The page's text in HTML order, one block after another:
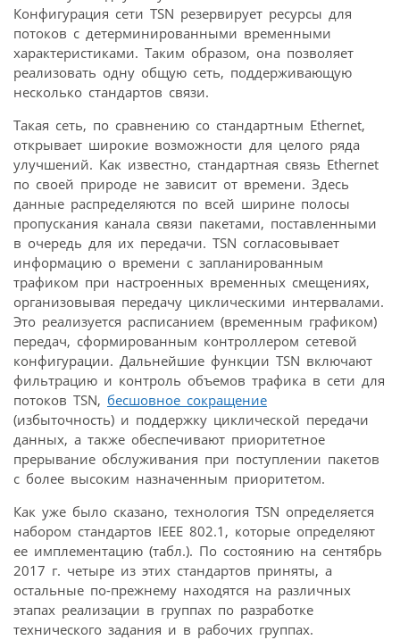
Конфигурация сети TSN резервирует ресурсы для
потоков с детерминированными временными
характеристиками. Таким образом, она позволяет
реализовать одну общую сеть, поддерживающую
несколько стандартов связи.
Такая сеть, по сравнению со стандартным Ethernet,
открывает широкие возможности для целого ряда
улучшений. Как известно, стандартная связь Ethernet
по своей природе не зависит от времени. Здесь
данные распределяются по всей ширине полосы
пропускания канала связи пакетами, поставленными
в очередь для их передачи. TSN согласовывает
информацию о времени с запланированным
трафиком при настроенных временных смещениях,
организовывая передачу циклическими интервалами.
Это реализуется расписанием (временным графиком)
передач, сформированным контроллером сетевой
конфигурации. Дальнейшие функции TSN включают
фильтрацию и контроль объемов трафика в сети для
потоков TSN, бесшовное сокращение
(избыточность) и поддержку циклической передачи
данных, а также обеспечивают приоритетное
прерывание обслуживания при поступлении пакетов
с более высоким назначенным приоритетом.
Как уже было сказано, технология TSN определяется
набором стандартов IEEE 802.1, которые определяют
ее имплементацию (табл.). По состоянию на сентябрь
2017 г. четыре из этих стандартов приняты, а
остальные по-прежнему находятся на различных
этапах реализации в группах по разработке
технического задания и в рабочих группах.